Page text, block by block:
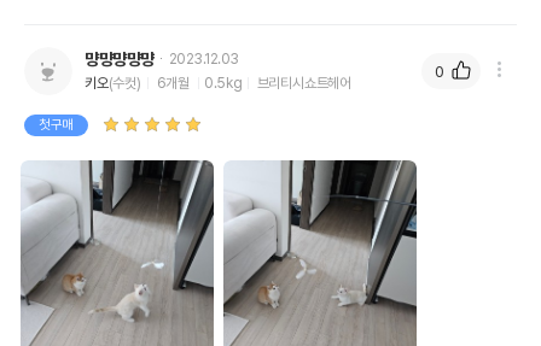
먕먕먕먕먕
2023.12.03
키오(수컷) 6개월 0.5kg 브리티시쇼트헤어
첫구매
0